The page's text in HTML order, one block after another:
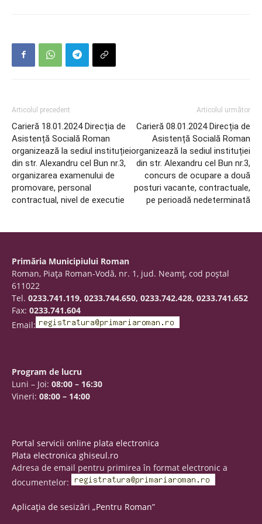
Articolul precedent
Carieră 18.01.2024 Direcția de
Asistență Socială Roman
organizează la sediul instituției
din str. Alexandru cel Bun nr.3,
organizarea examenului de
promovare, personal
contractual, nivel de executie
Articolul următor
Carieră 08.01.2024 Direcția de
Asistență Socială Roman
organizează la sediul instituției
din str. Alexandru cel Bun nr.3,
concurs de ocupare a două
posturi vacante, contractuale,
pe perioadă nedeterminată
Primăria Municipiului Roman
Roman, Piaţa Roman-Vodă, nr. 1, jud. Neamţ, cod poştal
611022
Tel. 0233.741.119, 0233.744.650, 0233.742.428, 0233.741.652
Fax: 0233.741.604
Email:
Program de lucru
Luni – Joi: 08:00 – 16:30
Vineri: 08:00 – 14:00
Portal servicii online plata electronica
Plata electronica ghiseul.ro
Adresa de email pentru primirea în format electronic a
documentelor:
Aplicația de sesizări „Pentru Roman”